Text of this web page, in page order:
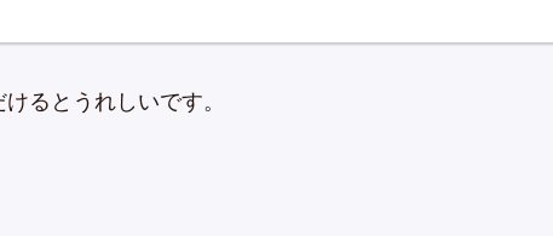
るとうれしいです。